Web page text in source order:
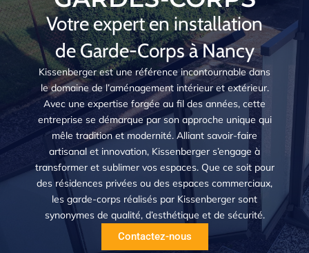
Votre expert en installation
de Garde-Corps à Nancy
Kissenberger est une référence incontournable dans
le domaine de l’aménagement intérieur et extérieur.
Avec une expertise forgée au fil des années, cette
entreprise se démarque par son approche unique qui
mêle tradition et modernité. Alliant savoir-faire
artisanal et innovation, Kissenberger s’engage à
transformer et sublimer vos espaces. Que ce soit pour
des résidences privées ou des espaces commerciaux,
les garde-corps réalisés par Kissenberger sont
synonymes de qualité, d’esthétique et de sécurité.
Contactez-nous